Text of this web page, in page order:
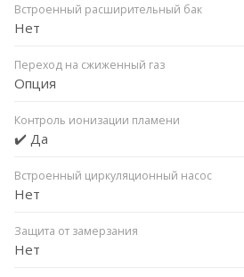
Встроенный расширительный бак
Нет
Переход на сжиженный газ
Опция
Контроль ионизации пламени
✔️ Да
Встроенный циркуляционный насос
Нет
Защита от замерзания
Нет